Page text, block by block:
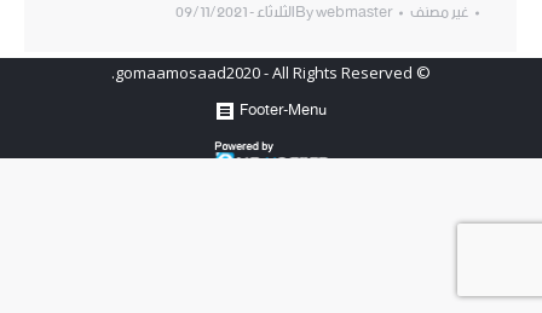
غير مصنف Bywebmaster الثلاثاء - 09/11/2021
© gomaamosaad2020 - All Rights Reserved.
Footer-Menu